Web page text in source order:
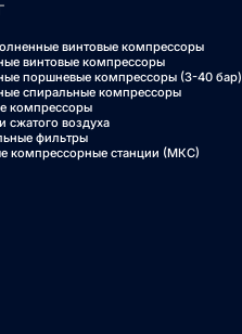
винтовые компрессоры
винтовые компрессоры
поршневые компрессоры (3-40 бар)
спиральные компрессоры
компрессоры
сжатого воздуха
фильтры
компрессорные станции (МКС)